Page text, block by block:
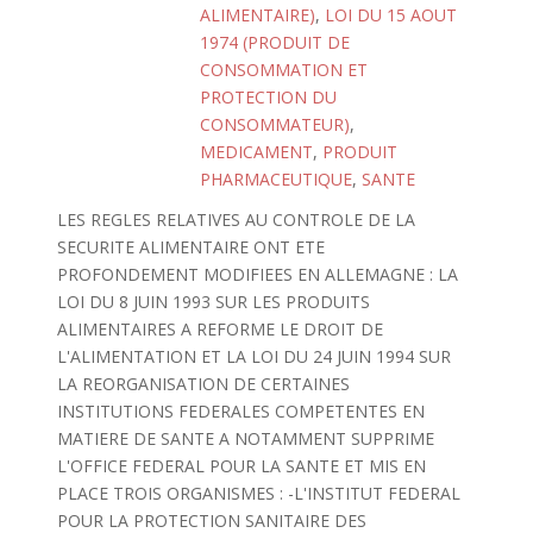
ALIMENTAIRE), LOI DU 15 AOUT
1974 (PRODUIT DE
CONSOMMATION ET
PROTECTION DU
CONSOMMATEUR),
MEDICAMENT, PRODUIT
PHARMACEUTIQUE, SANTE
LES REGLES RELATIVES AU CONTROLE DE LA
SECURITE ALIMENTAIRE ONT ETE
PROFONDEMENT MODIFIEES EN ALLEMAGNE : LA
LOI DU 8 JUIN 1993 SUR LES PRODUITS
ALIMENTAIRES A REFORME LE DROIT DE
L'ALIMENTATION ET LA LOI DU 24 JUIN 1994 SUR
LA REORGANISATION DE CERTAINES
INSTITUTIONS FEDERALES COMPETENTES EN
MATIERE DE SANTE A NOTAMMENT SUPPRIME
L'OFFICE FEDERAL POUR LA SANTE ET MIS EN
PLACE TROIS ORGANISMES : -L'INSTITUT FEDERAL
POUR LA PROTECTION SANITAIRE DES